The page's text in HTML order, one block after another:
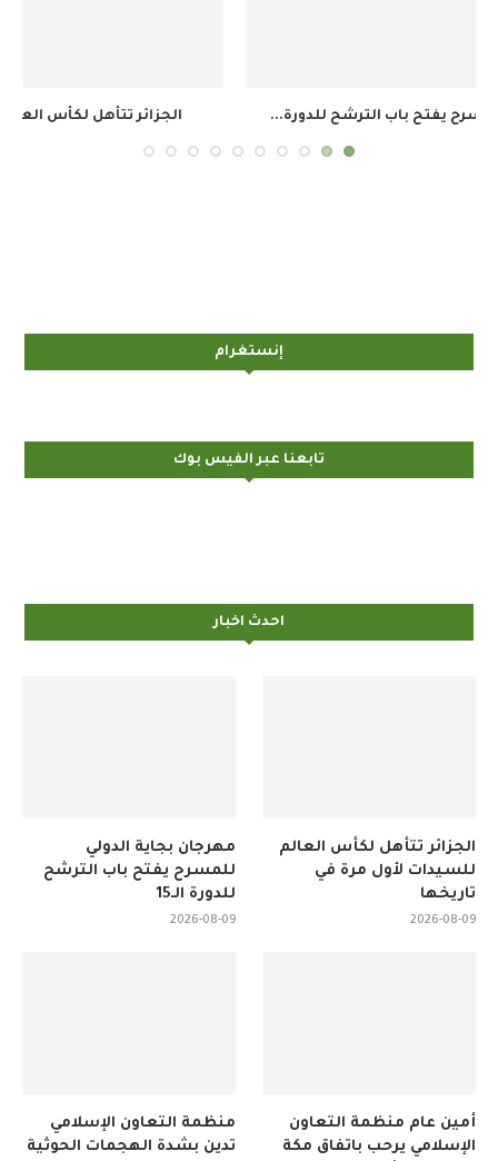
الجزائر تتأهل لكأس العالم للسيدات لأول مرة في...
إنستغرام
تابعنا عبر الفيس بوك
احدث اخبار
مهرجان بجاية الدولي
للمسرح يفتح باب الترشح
للدورة الـ15
2026-08-09
الجزائر تتأهل لكأس العالم
للسيدات لأول مرة في
تاريخها
2026-08-09
منظمة التعاون الإسلامي
تدين بشدة الهجمات الحوثية
أمين عام منظمة التعاون
الإسلامي يرحب باتفاق مكة